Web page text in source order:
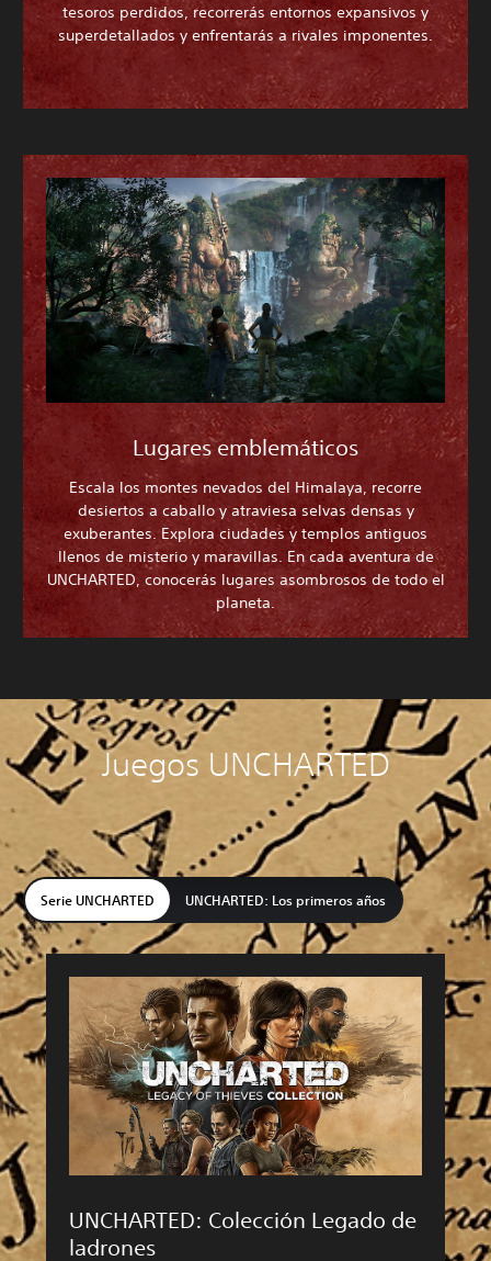
tesoros perdidos, recorrerás entornos expansivos y
superdetallados y enfrentarás a rivales imponentes.
Lugares emblemáticos
Escala los montes nevados del Himalaya, recorre
desiertos a caballo y atraviesa selvas densas y
exuberantes. Explora ciudades y templos antiguos
llenos de misterio y maravillas. En cada aventura de
UNCHARTED, conocerás lugares asombrosos de todo el
planeta.
Juegos UNCHARTED
Serie UNCHARTED UNCHARTED: Los primeros años
UNCHARTED: Colección Legado de
ladrones